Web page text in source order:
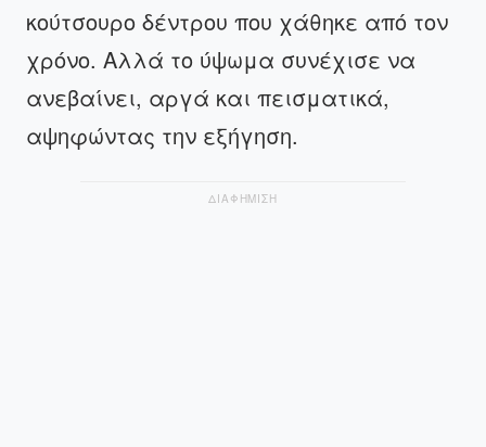
κούτσουρο δέντρου που χάθηκε από τον
χρόνο. Αλλά το ύψωμα συνέχισε να
ανεβαίνει, αργά και πεισματικά,
αψηφώντας την εξήγηση.
ΔΙΑΦΗΜΙΣΗ